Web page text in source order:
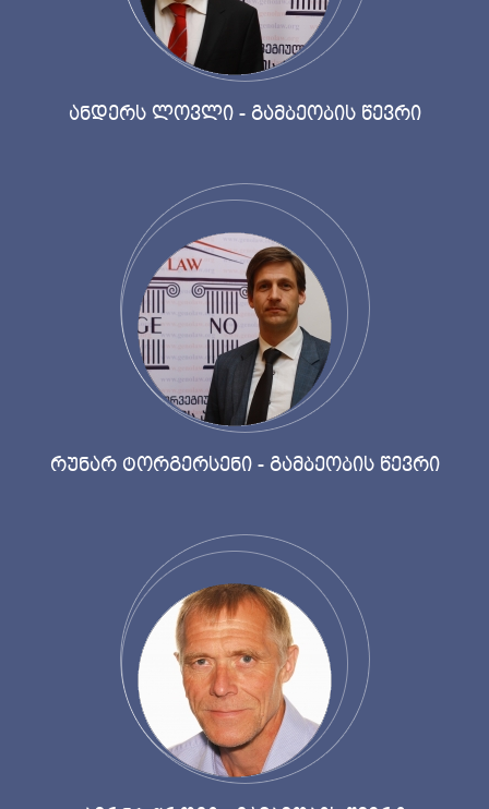
ანდერს ლოვლი - გამბეობის წევრი
რუნარ ტორგერსენი - გამბეობის წევრი